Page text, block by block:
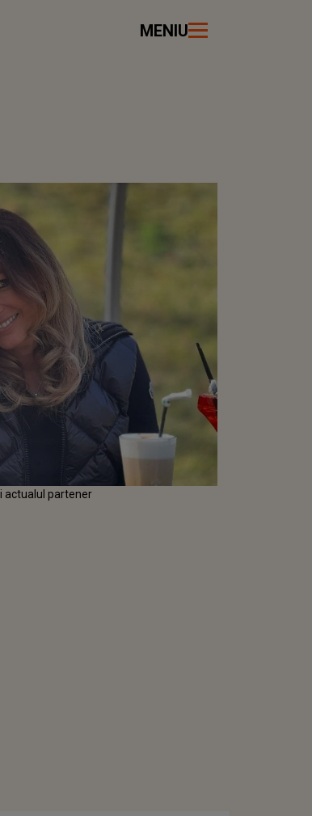
MENIU
actualul partener